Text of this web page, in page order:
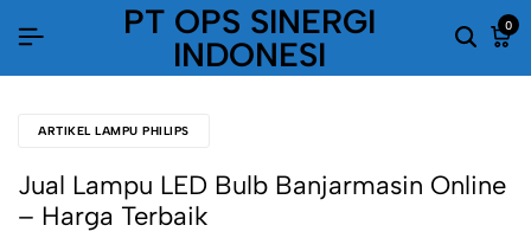
PT OPS SINERGI
INDONESI
0
ARTIKEL LAMPU PHILIPS
Jual Lampu LED Bulb Banjarmasin Online
– Harga Terbaik